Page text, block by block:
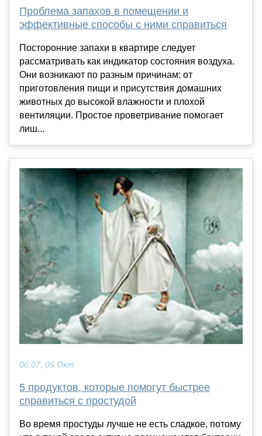
Проблема запахов в помещении и
эффективные способы с ними справиться
Посторонние запахи в квартире следует
рассматривать как индикатор состояния воздуха.
Они возникают по разным причинам: от
приготовления пищи и присутствия домашних
животных до высокой влажности и плохой
вентиляции. Простое проветривание помогает
лиш...
06:07, 05 Окт
5 продуктов, которые помогут быстрее
справиться с простудой
Во время простуды лучше не есть сладкое, потому